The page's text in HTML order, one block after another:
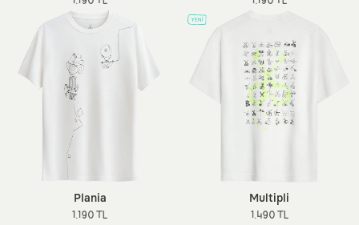
Plania
1.190 TL
Multipli
1.490 TL